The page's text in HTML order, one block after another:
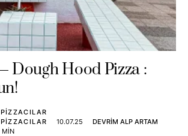
Dough Hood Pizza :
PIZZACILAR
PIZZACILAR 10.07.25
DEVRIM ALP ARTAM
MIN